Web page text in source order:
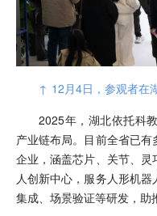
↑ 12月4日，参观者在
2025年，湖北依托科
产业链布局。目前全省已
企业，涵盖芯片、关节、
人创新中心，服务人形机
集成、场景验证等研发，助